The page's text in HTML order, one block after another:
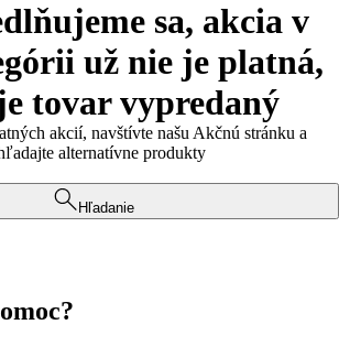
sa, akcia v
už nie je platná,
tovar vypredaný
akcií, navštívte našu Akčnú stránku a
alternatívne produkty
Hľadanie